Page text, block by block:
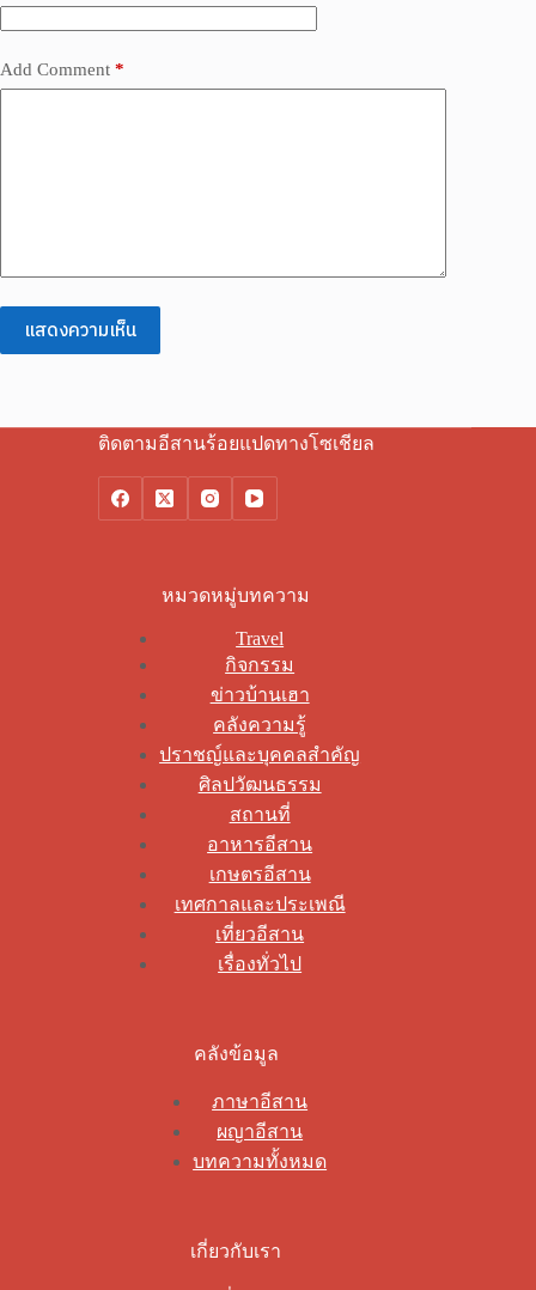
Add Comment *
แสดงความเห็น
ติดตามอีสานร้อยแปดทางโซเชียล
หมวดหมู่บทความ
Travel
กิจกรรม
ข่าวบ้านเฮา
คลังความรู้
ปราชญ์และบุคคลสำคัญ
ศิลปวัฒนธรรม
สถานที่
อาหารอีสาน
เกษตรอีสาน
เทศกาลและประเพณี
เที่ยวอีสาน
เรื่องทั่วไป
คลังข้อมูล
ภาษาอีสาน
ผญาอีสาน
บทความทั้งหมด
เกี่ยวกับเรา